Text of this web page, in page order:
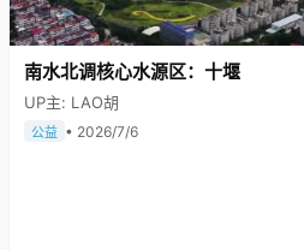
南水北调核心水源区：十堰
UP主: LAO胡
公益 • 2026/7/6